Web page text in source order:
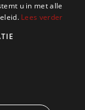
in
in Leut
u in met alle
Lees verder